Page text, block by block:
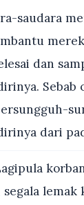
saudara
dan
Sebab
dari
lemak